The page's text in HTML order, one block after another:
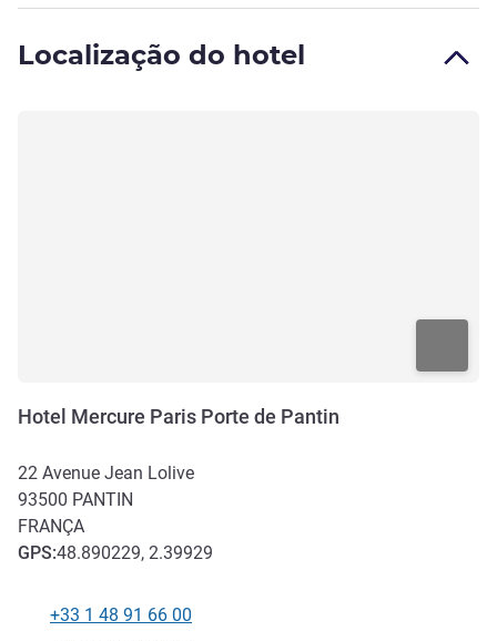
Localização do hotel
Hotel Mercure Paris Porte de Pantin
22 Avenue Jean Lolive
93500 PANTIN
FRANÇA
GPS:48.890229, 2.39929
Telefone
+33 1 48 91 66 00